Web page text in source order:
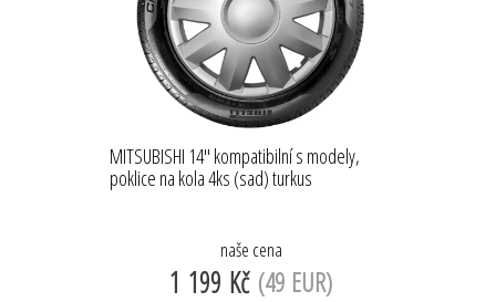
MITSUBISHI 14'' kompatibilní s modely,
poklice na kola 4ks (sad) turkus
naše cena
1 199 Kč (49 EUR)